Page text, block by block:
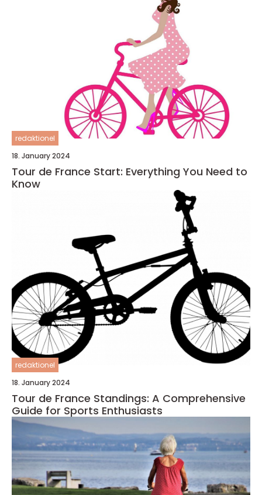
redaktionel
18. January 2024
Tour de France Start: Everything You Need to
Know
redaktionel
18. January 2024
Tour de France Standings: A Comprehensive
Guide for Sports Enthusiasts